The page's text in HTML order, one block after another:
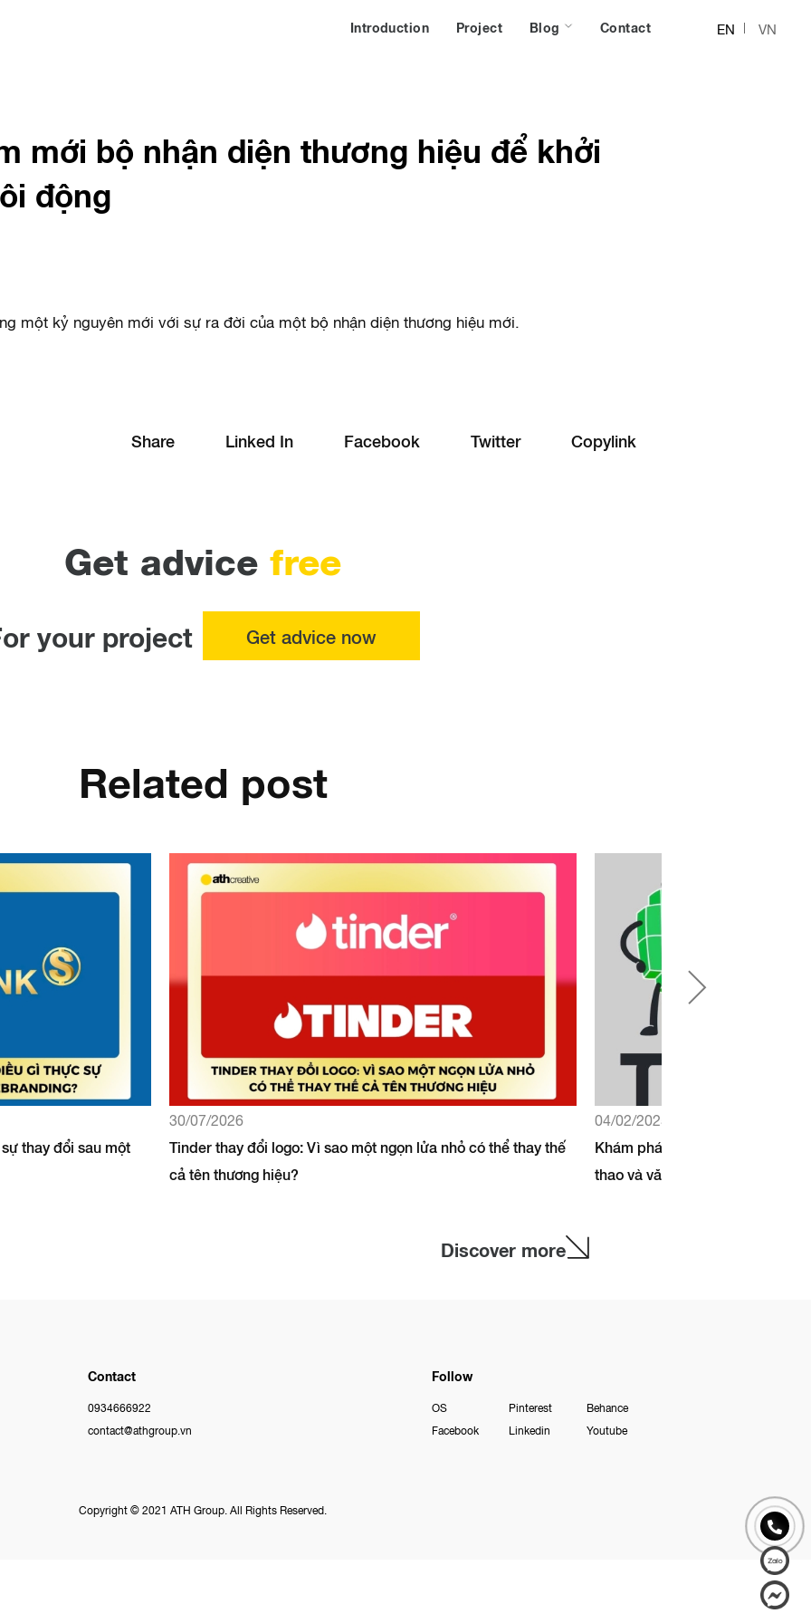
Introduction Project Blog Contact EN VN
mới bộ nhận diện thương hiệu để khởi
động
một kỷ nguyên mới với sự ra đời của một bộ nhận diện thương hiệu mới.
Share Linked In Facebook Twitter Copylink
Get advice free
your project Get advice now
Related post
thay đổi sau một
30/07/2026
Tinder thay đổi logo: Vì sao một ngọn lửa nhỏ có thể thay thế
cả tên thương hiệu?
04/02/2025
Khám phá logo và linh vật SEA
thao và văn hóa Thái Lan
Discover more
Contact
0934666922
contact@athgroup.vn
Follow
OS Pinterest
Behance
Facebook
Linkedin Youtube
Copyright © 2021 ATH Group. All Rights Reserved.